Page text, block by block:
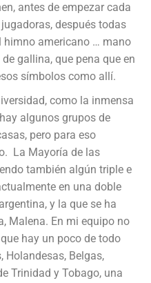
antes de empezar cada
después todas
himno americano … mano
gallina, que pena que en
símbolos como allí.
como la inmensa
algunos grupos de
pero para eso
La Mayoría de las
también algún triple e
en una doble
y la que se ha
Malena. En mi equipo no
hay un poco de todo
Holandesas, Belgas,
Trinidad y Tobago, una